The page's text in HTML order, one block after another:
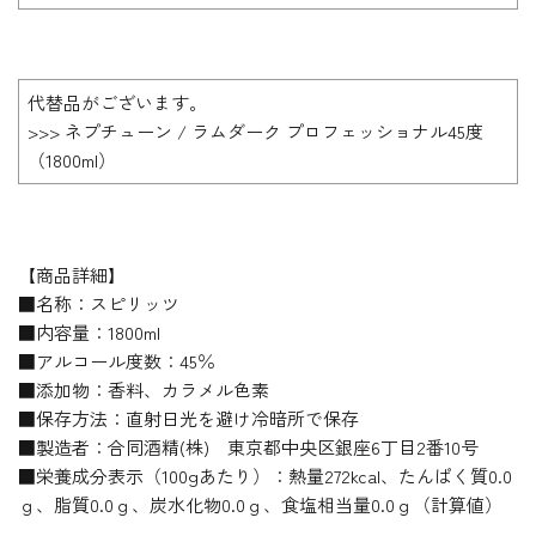
代替品がございます。
>>> ネプチューン / ラムダーク プロフェッショナル45度
（1800ml）
【商品詳細】
■名称：スピリッツ
■内容量：1800ml
■アルコール度数：45％
■添加物：香料、カラメル色素
■保存方法：直射日光を避け冷暗所で保存
■製造者：合同酒精(株) 東京都中央区銀座6丁目2番10号
■栄養成分表示（100gあたり）：熱量272kcal、たんぱく質0.0
ｇ、脂質0.0ｇ、炭水化物0.0ｇ、食塩相当量0.0ｇ（計算値）